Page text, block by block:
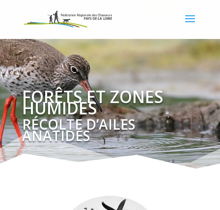
FORÊTS ET ZONES
HUMIDES
RÉCOLTE D’AILES
ANATIDÉS